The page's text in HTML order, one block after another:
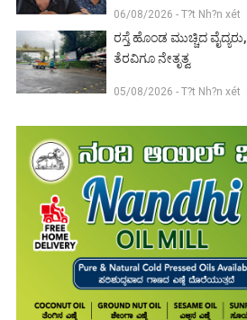
06/08/2026 - T?t Nh?n xét
ರಸ್ತೆ ಹೊಂಡ ಮುಚ್ಚಿದ
ತೆರವಿಗೂ ನೇತೃತ್ವ
05/08/2026 - T?t Nh?n xét